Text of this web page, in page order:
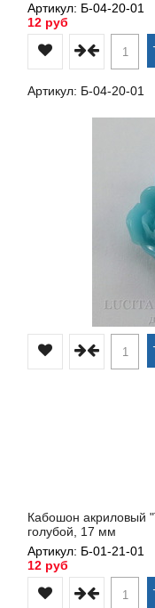
Артикул: Б-04-20-01
12 руб
Артикул: Б-04-20-01
Кабошон акриловый
голубой, 17 мм
Артикул: Б-01-21-01
12 руб